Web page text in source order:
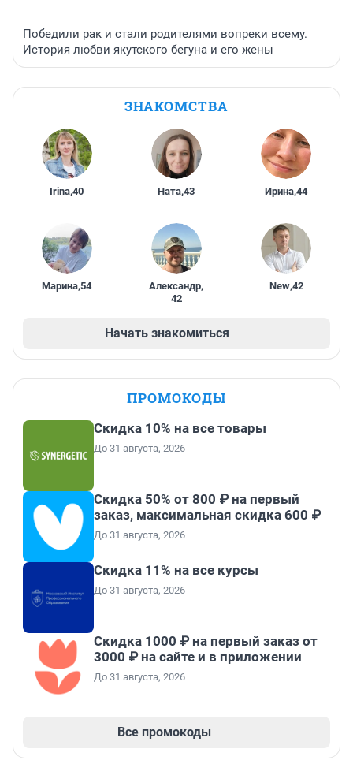
Победили рак и стали родителями вопреки всему.
История любви якутского бегуна и его жены
ЗНАКОМСТВА
Irina,40 Ната,43 Ирина,44
Марина,54 Александр,
42
New,42
Начать знакомиться
ПРОМОКОДЫ
Скидка 10% на все товары
До 31 августа, 2026
Скидка 50% от 800 ₽ на первый
заказ, максимальная скидка 600 ₽
До 31 августа, 2026
Скидка 11% на все курсы
До 31 августа, 2026
Скидка 1000 ₽ на первый заказ от
3000 ₽ на сайте и в приложении
До 31 августа, 2026
Все промокоды